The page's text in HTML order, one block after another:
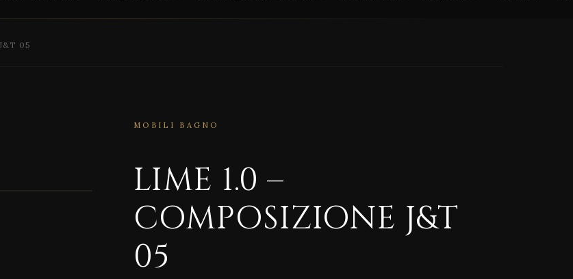
05
MOBILI BAGNO
LIME 1.0 –
COMPOSIZIONE J&T
05